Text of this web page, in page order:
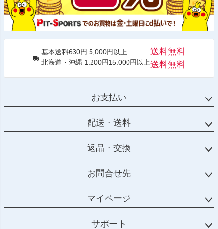
基本送料630円 5,000円以上
北海道・沖縄 1,200円15,000円以上
送料無料
送料無料
お支払い
配送・送料
返品・交換
お問合せ先
マイページ
サポート